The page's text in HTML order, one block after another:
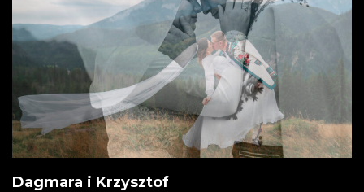
Dagmara i Krzysztof